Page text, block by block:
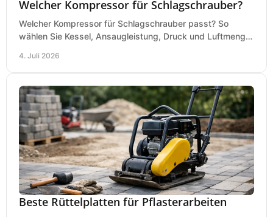
Welcher Kompressor für Schlagschrauber?
Welcher Kompressor für Schlagschrauber passt? So
wählen Sie Kessel, Ansaugleistung, Druck und Luftmenge
4. Juli 2026
Beste Rüttelplatten für Pflasterarbeiten